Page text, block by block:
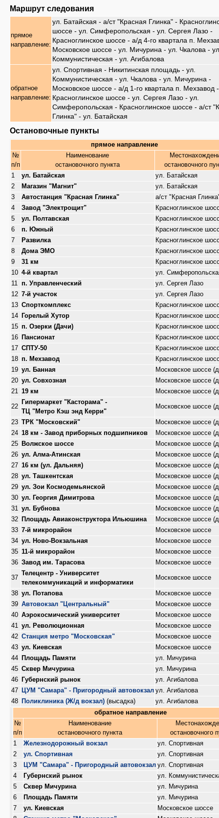
Маршрут следования
прямое
направление:
ул. Батайская - а/ст "Красная Глинка" -
шоссе - ул. Симферопольская - ул. Сергея Лазо -
Красноглинское шоссе - а/д 4-го квартала п.
Московское шоссе - ул. Мичурина - ул. Чкалова -
Коммунистическая - ул. Агибалова
обратное
направление:
ул. Спортивная - Никитинская площадь - ул.
Коммунистическая - ул. Чкалова - ул. Мичурина -
Московское шоссе - а/д 1-го квартала п. Мехзавод -
Красноглинское шоссе - ул. Сергея Лазо - ул.
Симферопольская - Красноглинское шоссе - а/ст
Глинка" - ул. Батайская
Остановочные пункты
прямое направление
№
п/п
Наименование
остановочного пункта
остановочного
1
ул. Батайская
ул. Батайская
2
Магазин "Магнит"
ул. Батайская
3
Автостанция "Красная Глинка"
а/ст "Красная
4
Завод "Электрощит"
Красноглинское
5
ул. Полтавская
Красноглинское
6
п. Южный
Красноглинское
7
Развилка
Красноглинское
8
Дома ЭМО
Красноглинское
9
31 км
Красноглинское
10 4-й квартал
ул.
11
п. Управленческий
ул. Сергея Лазо
12 7-й участок
ул. Сергея Лазо
13 Спорткомплекс
Красноглинское
14
Горелый Хутор
Красноглинское
15 п. Озерки (Дачи)
Красноглинское
16
Пансионат
Красноглинское
17 СПТУ-50
Красноглинское
18 п. Мехзавод
Красноглинское
19 ул. Банная
Московское шоссе
20 ул. Совхозная
Московское шоссе
21
19 км Московское шоссе
22
Гипермаркет "Касторама" -
ТЦ "Метро Кэш энд Керри"
Московское шоссе
23 ТРК "Московский"
Московское шоссе
24 18 км - Завод приборных подшипников
Московское шоссе
25
Волжское шоссе
Московское шоссе
26 ул. Алма-Атинская
Московское шоссе
27 16 км (ул. Дальняя)
Московское шоссе
28 ул. Ташкентская
Московское шоссе
29 ул. Зои Космодемьянской
Московское шоссе
30 ул. Георгия Димитрова
Московское шоссе
31
ул. Бубнова
Московское шоссе
32
Площадь Авиаконструктора Ильюшина
Московское шоссе
33 7-й микрорайон
Московское шоссе
34 ул. Ново-Вокзальная
Московское шоссе
35 11-й микрорайон
Московское шоссе
36 Завод им. Тарасова Московское шоссе
37
Телецентр - Университет
телекоммуникаций и информатики
Московское шоссе
38 ул. Потапова
Московское шоссе
39 Автовокзал "Центральный"
Московское шоссе
40 Аэрокосмический университет
Московское шоссе
41
ул. Революционная
Московское шоссе
42 Станция метро "Московская"
Московское шоссе
43 ул. Киевская
Московское шоссе
44
Площадь Памяти
ул. Мичурина
45 Сквер Мичурина
ул. Мичурина
46
Губернский рынок
ул. Агибалова
47
ЦУМ "Самара" - Пригородный автовокзал ул. Агибалова
48
Поликлиника (Ж/д вокзал) (высадка)
ул. Агибалова
обратное направление
№
п/п
Наименование
остановочного пункта
остановочного
1
Железнодорожный вокзал
ул. Спортивная
2
ул. Спортивная
ул. Спортивная
3
ЦУМ "Самара" - Пригородный автовокзал ул. Спортивная
4
Губернский рынок
ул.
5
Сквер Мичурина
ул. Мичурина
6
Площадь Памяти
ул. Мичурина
7
ул. Киевская
Московское шоссе